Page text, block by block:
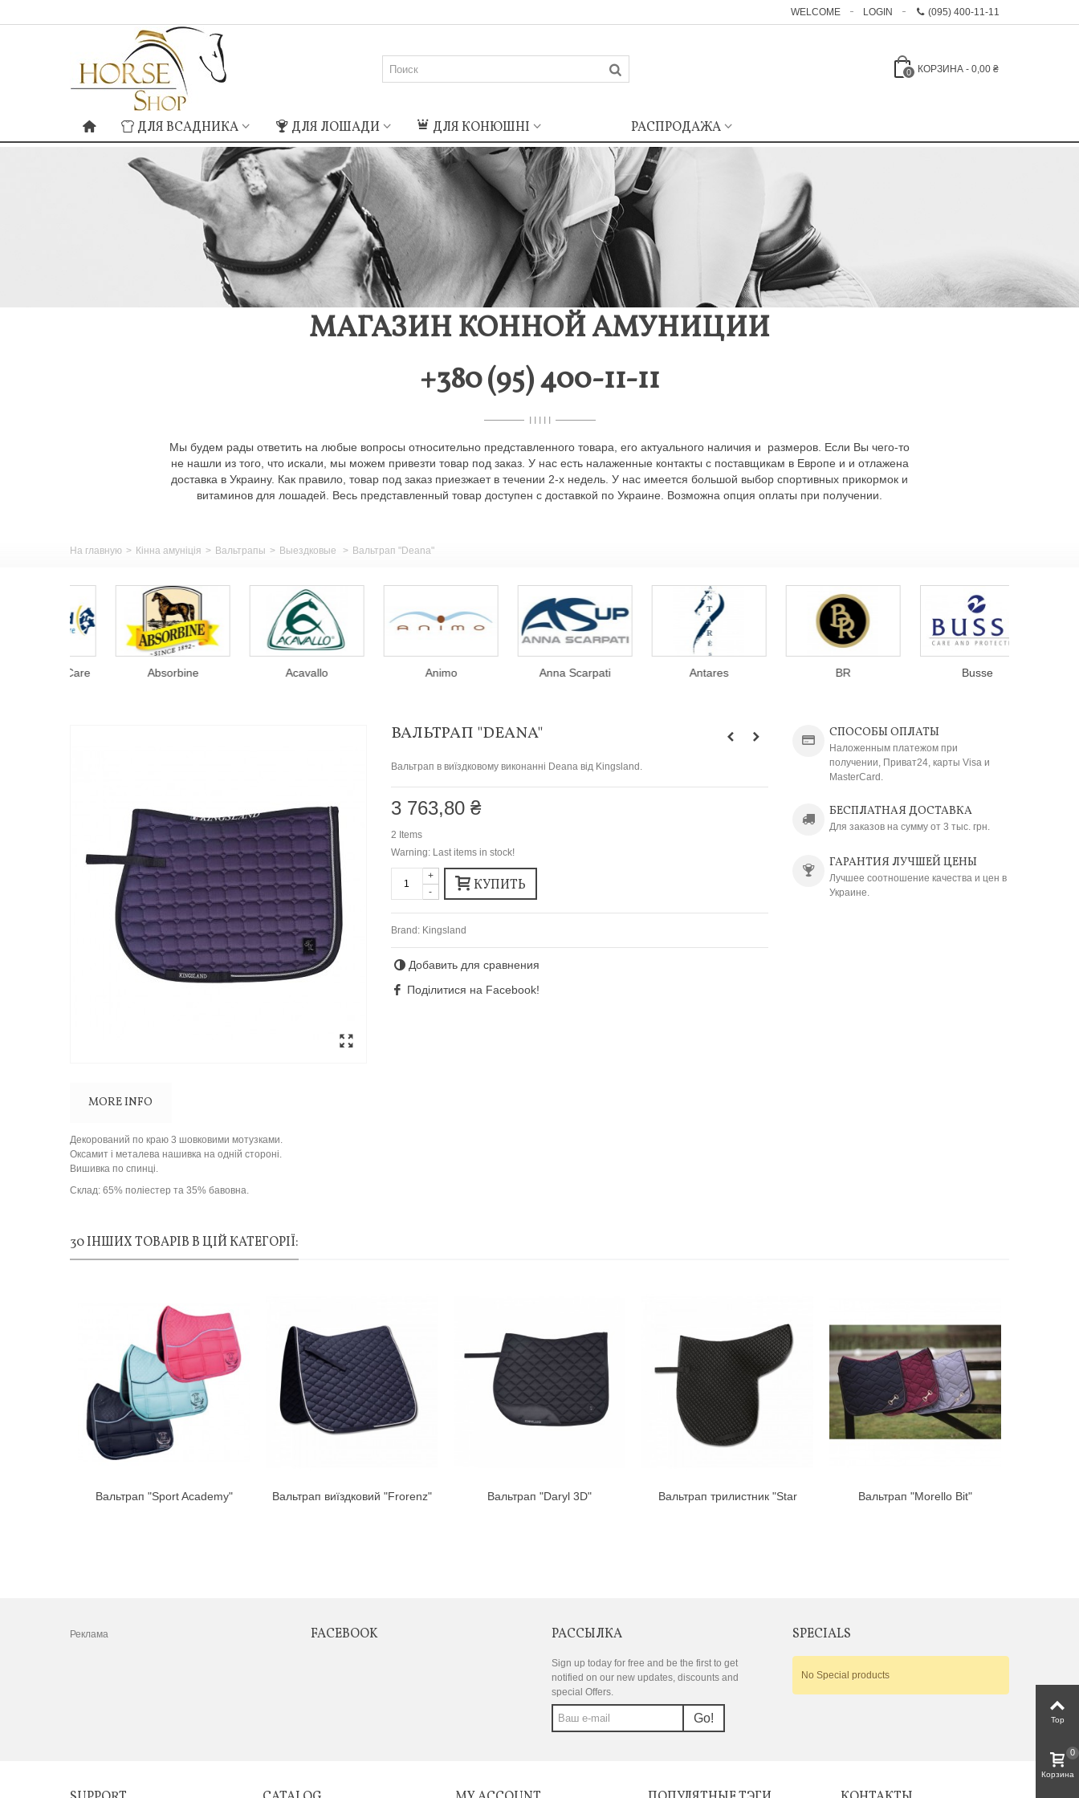
(095) 400-11-11
LOGIN
WELCOME
0 КОРЗИНА - 0,00 ₴
ДЛЯ ВСАДНИКА ДЛЯ ЛОШАДИ ДЛЯ КОНЮШНІ
Notice:
Undefined
index: m_icon
in
/home/konishop/public_html/cache/smarty/compile/38/94/a7/
ul.tpl.cache.php
on line
72
Notice
Undefined
m_name in
/home/konishop/public_html/cache/smarty/compile/38/94/a7/
ul.tpl.cache.php
РАСПРОДАЖА
Notice
index: m_icon
/home/konishop/public_html/cache/smarty/compile/38/94/a7/
ul.tpl.cache.php
on line72
Notice:
Undefined
index:
m_name in
/home/konishop/public_html/cache/smarty/compile/38/94/a7/
ul.tpl.cache.php
МАГАЗИН КОННОЙ АМУНИЦИИ
+380 (95) 400-11-11
Мы будем рады ответить на любые вопросы относительно представленного товара, его актуального наличия и размеров. Если Вы чего-то
не нашли из того, что искали, мы можем привезти товар под заказ. У нас есть налаженные контакты с поставщикам в Европе и и отлажена
доставка в Украину. Как правило, товар под заказ приезжает в течении 2-х недель. У нас имеется большой выбор спортивных прикормок и
витаминов для лошадей. Весь представленный товар доступен с доставкой по Украине. Возможна опция оплаты при получении.
На главную > Кінна амуніція > Вальтрапы > Выездковые > Вальтрап "Deana"
Absorbine Acavallo Anna Scarpati Antares
ВАЛЬТРАП "DEANA"
Вальтрап в виїздковому виконанні Deana вiд Kingsland.
3 763,80 ₴
2 Items
Warning: Last items in stock!
-
+
КУПИТЬ
Brand: Kingsland
Добавить для сравнения
Поділитися на Facebook!
СПОСОБЫ ОПЛАТЫ
Наложенным платежом при
получении, Приват24, карты Visa и
MasterCard.
БЕСПЛАТНАЯ ДОСТАВКА
Для заказов на сумму от 3 тыс. грн.
ГАРАНТИЯ ЛУЧШЕЙ ЦЕНЫ
Лучшее соотношение качества и цен в
Украине.
MORE INFO
Декорований по краю 3 шовковими мотузками.
Оксамит і металева нашивка на одній стороні.
Вишивка по спинці.
Склад: 65% поліестер та 35% бавовна.
30 ІНШИХ ТОВАРІВ В ЦІЙ КАТЕГОРІЇ:
Вальтрап "Sport Academy" Вальтрап виїздковий "Frorenz" Вальтрап "Daryl 3D"
Вальтрап трилистник "Star
Вальтрап "Morello Bit"
Реклама FACEBOOK РАССЫЛКА
Sign up today for free and be the first to get
notified on our new updates, discounts and
special Offers.
Go!
SPECIALS
No Special products
Top
Корзина
0